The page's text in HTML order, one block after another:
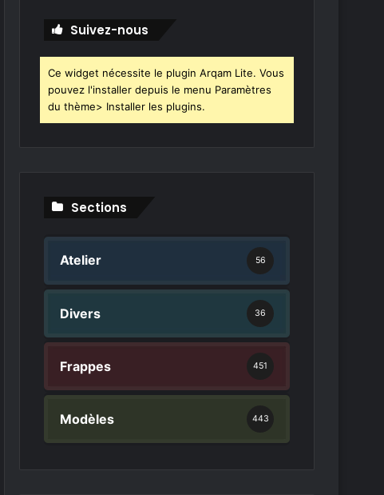
e
r
Suivez-nous
Ce widget nécessite le plugin Arqam Lite. Vous
pouvez l'installer depuis le menu Paramètres
du thème> Installer les plugins.
Sections
Atelier 56
Divers 36
Frappes 451
Modèles 443